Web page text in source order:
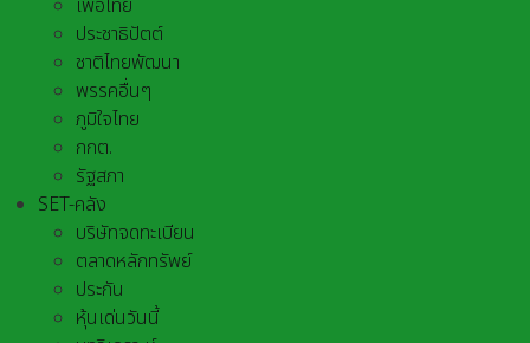
เพื่อไทย
ประชาธิปัตต์
ชาติไทยพัฒนา
พรรคอื่นๆ
ภูมิใจไทย
กกต.
รัฐสภา
SET-คลัง
บริษัทจดทะเบียน
ตลาดหลักทรัพย์
ประกัน
หุ้นเด่นวันนี้